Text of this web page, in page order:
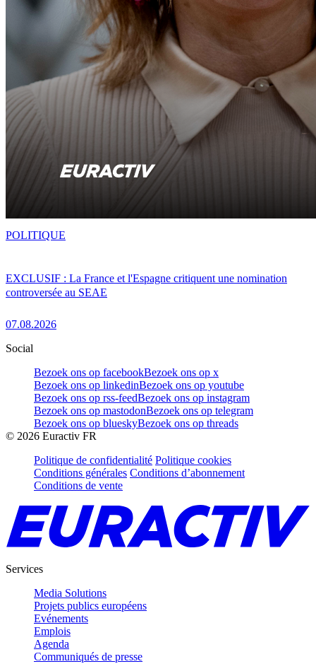
EXCLUSIF : La France et l'Espagne critiquent une nomination
controversée au SEAE
07.08.2026
POLITIQUE
Social
Bezoek ons op facebookBezoek ons op x
Bezoek ons op linkedinBezoek ons op youtube
Bezoek ons op rss-feedBezoek ons op instagram
Bezoek ons op mastodonBezoek ons op telegram
Bezoek ons op blueskyBezoek ons op threads
© 2026 Euractiv FR
Politique de confidentialité Politique cookies
Conditions générales Conditions d’abonnement
Conditions de vente
Services
Media Solutions
Projets publics européens
Evénements
Emplois
Agenda
Communiqués de presse